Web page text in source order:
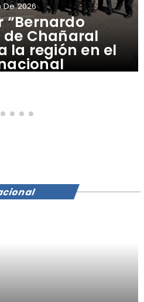
“Bernardo
de Chañaral
la región en el
De 2026